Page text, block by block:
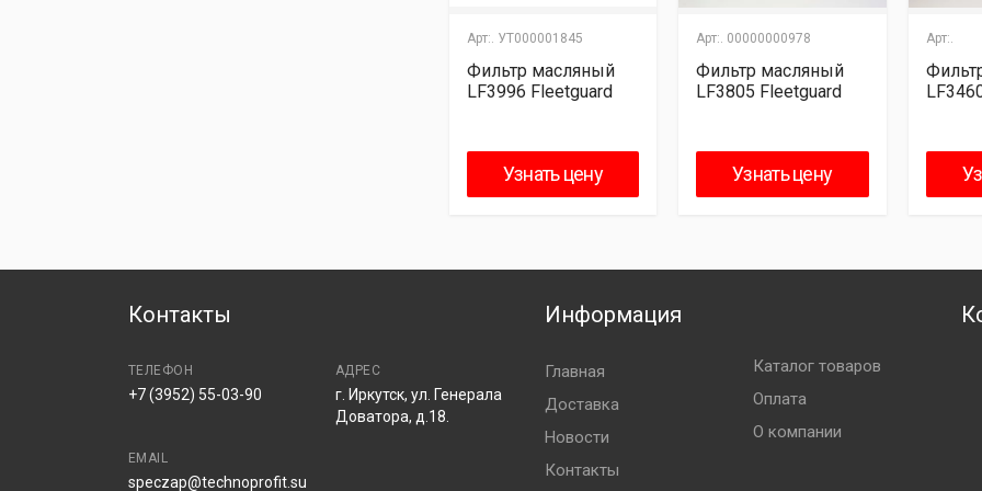
Арт:. УТ000001845
Фильтр масляный
LF3996 Fleetguard
Узнать цену
Арт:. 00000000978
Фильтр масляный
LF3805 Fleetguard
Узнать цену
Арт:.
Контакты
ТЕЛЕФОН
+7 (3952) 55-03-90
АДРЕС
г. Иркутск, ул. Генерала
Доватора, д.18.
EMAIL
speczap@technoprofit.su
Информация
Главная
Доставка
Новости
Контакты
Каталог товаров
Оплата
О компании